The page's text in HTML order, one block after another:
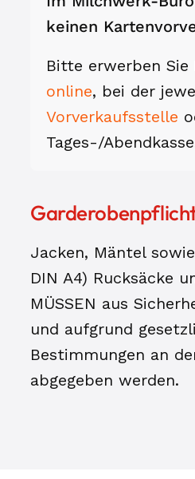
keinen
Bitte erwerben Sie
online, bei der
Vorver­kaufs­stelle
Tages-/
Jacken, Mäntel
DIN A4) Rucksäcke
MÜSSEN aus
und aufgrund
Bestimmungen an
abgegeben werden.